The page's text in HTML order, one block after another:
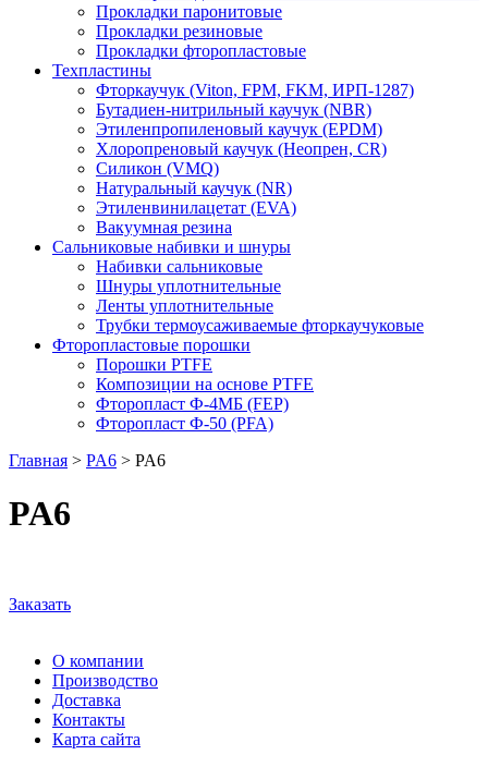
Прокладки паронитовые
Прокладки резиновые
Прокладки фторопластовые
Техпластины
Фторкаучук (Viton, FPM, FKM, ИРП-1287)
Бутадиен-нитрильный каучук (NBR)
Этиленпропиленовый каучук (EPDM)
Хлоропреновый каучук (Неопрен, CR)
Cиликон (VMQ)
Натуральный каучук (NR)
Этиленвинилацетат (EVA)
Вакуумная резина
Сальниковые набивки и шнуры
Набивки сальниковые
Шнуры уплотнительные
Ленты уплотнительные
Трубки термоусаживаемые фторкаучуковые
Фторопластовые порошки
Порошки PTFE
Композиции на основе PTFE
Фторопласт Ф-4МБ (FEP)
Фторопласт Ф-50 (PFA)
Главная > PA6 > PA6
PA6
Заказать
О компании
Производство
Доставка
Контакты
Карта сайта